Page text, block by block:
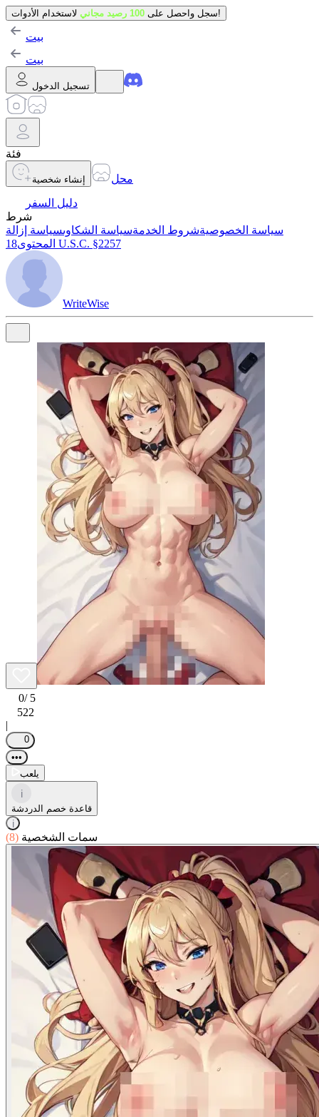
سجل واحصل على 100 رصيد مجاني لاستخدام الأدوات!
بيت
بيت
تسجيل الدخول
فئة
إنشاء شخصية
محل
دليل السفر
شرط
سياسة الخصوصيةشروط الخدمةسياسة الشكاوىسياسة إزالة
المحتوى 18 U.S.C. §2257
WriteWise
0/ 5
522
|
0
•••
يلعب
i
قاعدة خصم الدردشة
i
سمات الشخصية (8)